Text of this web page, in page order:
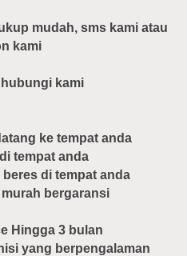
mudah, sms kami atau
kami
kami
ke tempat anda
tempat anda
beres di tempat anda
bergaransi
Hingga 3 bulan
yang berpengalaman